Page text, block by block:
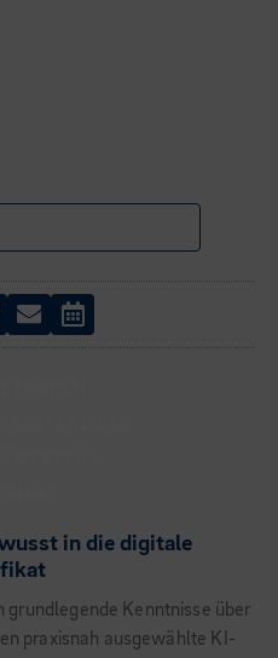
in die digitale
grundlegende Kenntnisse über
praxisnah ausgewählte KI-